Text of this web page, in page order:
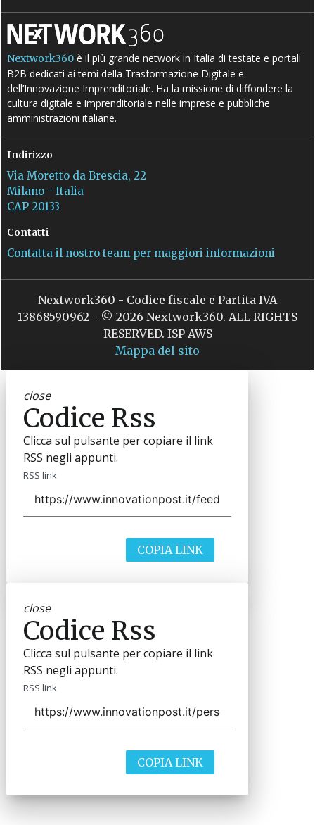
Nextwork360 è il più grande network in Italia di testate e portali
B2B dedicati ai temi della Trasformazione Digitale e
dell’Innovazione Imprenditoriale. Ha la missione di diffondere la
cultura digitale e imprenditoriale nelle imprese e pubbliche
amministrazioni italiane.
Indirizzo
Via Moretto da Brescia, 22
Milano - Italia
CAP 20133
Contatti
Contatta il nostro team per maggiori informazioni
Nextwork360 - Codice fiscale e Partita IVA
13868590962 - © 2026 Nextwork360. ALL RIGHTS
RESERVED. ISP AWS
Mappa del sito
close
Codice Rss
Clicca sul pulsante per copiare il link
RSS negli appunti.
RSS link
COPIA LINK
close
Codice Rss
Clicca sul pulsante per copiare il link
RSS negli appunti.
RSS link
COPIA LINK